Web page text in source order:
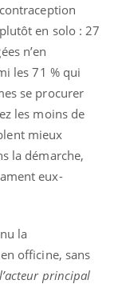
en solo : 27
n’en
les 71 % qui
se procurer
les moins de
mieux
la démarche,
eux-
la
officine, sans
principal